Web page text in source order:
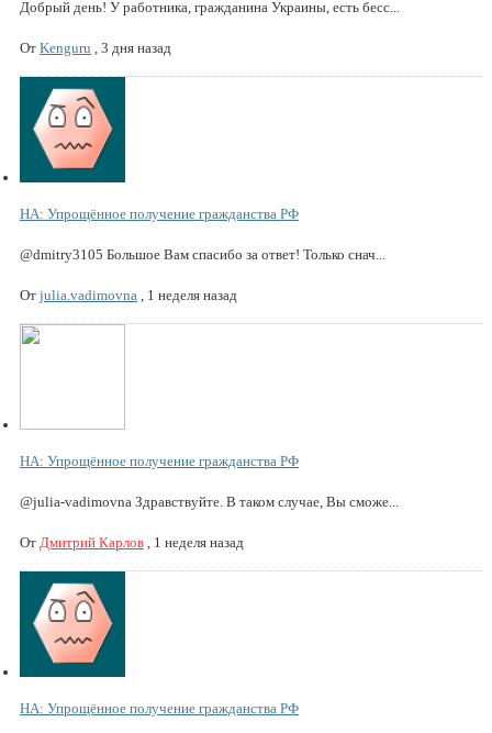
Добрый день! У работника, гражданина Украины, есть бесс...
От Kenguru 3 дня назад
НА: Упрощённое получение гражданства РФ
@dmitry3105 Большое Вам спасибо за ответ! Только снач...
От julia.vadimovna 1 неделя назад
НА: Упрощённое получение гражданства РФ
@julia-vadimovna Здравствуйте. В таком случае, Вы сможе...
От Дмитрий Карлов 1 неделя назад
НА: Упрощённое получение гражданства РФ